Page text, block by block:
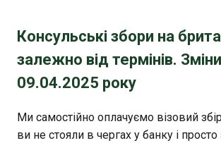
Консульські збори на
залежно від термінів.
09.04.2025 року
Ми самостійно оплачуємо візовий
ви не стояли в чергах у банку і